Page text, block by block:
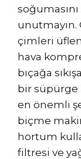
çimleri
hava
bıçağa
bir süpürge
en önemli
biçme
hortum
filtresi ve